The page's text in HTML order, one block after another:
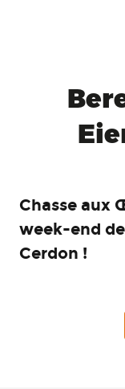
Chasse aux
week-end
Cerdon !